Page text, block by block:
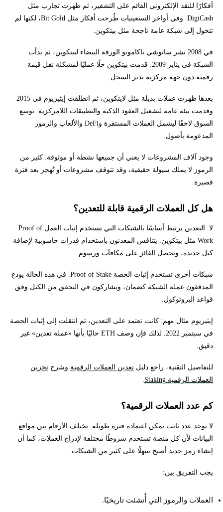
أفكارًا للنقد الإلكتروني القائم على التشفير، ثم ظهرت تجارب مثل
DigiCash. وفي أواخر التسعينيات طُرحت أفكار مثل Bit Gold، لكنها لم
تتحول إلى شبكة عامة ناجحة مثل بيتكوين.
في 2008 نشر ساتوشي ناكاموتو الورقة البيضاء لبيتكوين، ثم بدأت
الشبكة في يناير 2009. قدمت بيتكوين حلًا عمليًا لمشكلة نقل قيمة
رقمية دون جهة مركزية تدير السجل.
بعدها ظهرت عملات بديلة مثل لايتكوين، ثم انطلقت إيثيريوم في 2015
وقدمت بيئة عامة لتشغيل العقود الذكية والتطبيقات اللامركزية. توسع
السوق لاحقًا ليشمل العملات المستقرة وDeFi والألعاب والرموز
المدعومة بأصول.
وجود آلاف المشروعات لا يعني أن جميعها نشطة أو موثوقة. كثير من
الرموز لا يملك سيولة حقيقية، وقد تتوقف مشروعات أو تُهجر بعد فترة
قصيرة.
هل كل العملات الرقمية قابلة للتعدين؟
لا. التعدين يرتبط أساسًا بالشبكات التي تستخدم إثبات العمل Proof of
Work مثل بيتكوين. يتنافس المعدنون باستخدام قدرات حاسوبية لإضافة
كتل جديدة، ويحصل الفائز على مكافآت ورسوم.
شبكات أخرى تستخدم إثبات الحصة Proof of Stake. في هذه الحالة يودع
المدققون عملة الشبكة كضمان، ويشاركون في التحقق من الكتل وفق
قواعد البروتوكول.
إيثيريوم مثال مهم: كانت تعتمد على التعدين، ثم انتقلت إلى إثبات الحصة
في سبتمبر 2022. لذلك فإن وصف ETH حاليًا بأنها «عملة تعدين» غير
دقيق.
للتفاصيل التقنية، راجع دليل تعدين العملات الرقمية وشرح تخزين
العملات الرقمية Staking
كم عدد العملات الرقمية؟
لا يوجد عدد ثابت يمكن اعتماده فترة طويلة. تختلف الأرقام بين مواقع
البيانات لأن كل منصة تستخدم شروطًا مختلفة لإدراج العملات، كما أن
إنشاء رمز جديد أصبح سهلًا على كثير من الشبكات.
يجب التفريق بين:
العملات والرموز التي أُنشئت تاريخيًا.